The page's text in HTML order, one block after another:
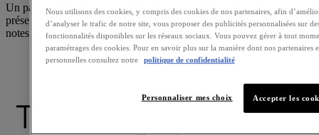
Un parfum viril est souvent associé à des notes olfactives très
présentes, puissantes et intenses. On s'orientera vers des parfums aux
notes de cuir, de bois précieux, de vétiver, aux notes fumées.
Nous utilisons des cookies, y compris des cookies de nos partenaires, afin
d’analyser le trafic de notre site, vous proposer des publicités personnalisées sur
fonctionnalités disponibles sur les réseaux sociaux. Vous pouvez gérer à tout
paramétrages des cookies. Pour en savoir plus sur la manière dont nos partenaires
personnelles consultez notre
politique de confidentialité
Accepter les
Personnaliser mes choix